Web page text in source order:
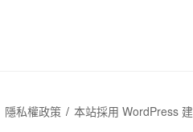
隱私權政策 本站採用 WordPress